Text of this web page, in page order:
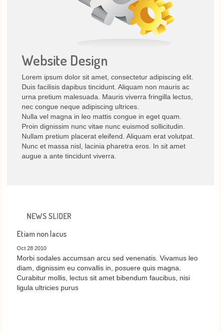
Website Design
Lorem ipsum dolor sit amet, consectetur adipiscing elit.
Duis facilisis dapibus tincidunt. Aliquam non mauris ac
urna pretium malesuada. Mauris viverra fringilla lectus,
nec congue neque adipiscing ultrices.
Nulla vel magna in leo mattis congue in eget quam.
Proin dignissim nunc vitae nunc euismod sollicitudin.
Nullam pretium placerat eleifend. Aliquam erat volutpat.
Nunc et massa nisl, lacinia pharetra eros. In sit amet
augue a ante tincidunt viverra.
NEWS SLIDER
Etiam non lacus
Oct 28 2010
Morbi sodales accumsan arcu sed venenatis. Vivamus leo
diam, dignissim eu convallis in, posuere quis magna.
Curabitur mollis, lectus sit amet bibendum faucibus, nisi
ligula ultricies purus